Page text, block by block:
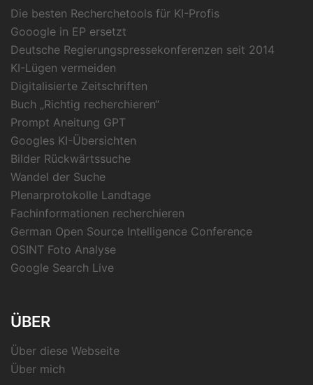
Die besten Recherchetools für KI-Profis
Gooogle in EP ersetzt
Deutsche Regierungspressekonferenzen seit 2014
KI-Lügen vermeiden
Digitalisierte Zeitschriften
Buch „Richtig recherchieren“
Prompt Aneitung GPT
Googles KI-Übersichten
Bilder Rückwärtssuche
Wandel der Suche
Plenarprotokolle Landtage
Fachinformationen recherchieren
German Open Source Intelligence Conference
OSINT Foto Analyse
Google Search Live
ÜBER
Über diese Webseite
Über mich